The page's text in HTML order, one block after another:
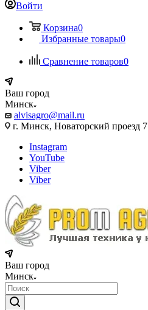
Войти
Корзина0
Избранные товары0
Сравнение товаров0
Ваш город
Минск
alvisagro@mail.ru
г. Минск, Новаторский проезд 7
Instagram
YouTube
Viber
Viber
Ваш город
Минск